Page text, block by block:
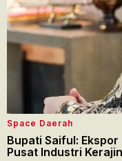
Space Daerah
Bupati Saiful:
Pusat Industri